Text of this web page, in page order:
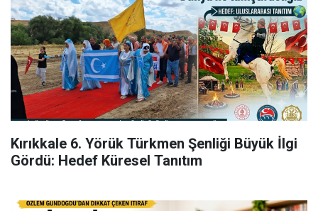
Kırıkkale 6. Yörük Türkmen Şenliği Büyük İlgi
Gördü: Hedef Küresel Tanıtım